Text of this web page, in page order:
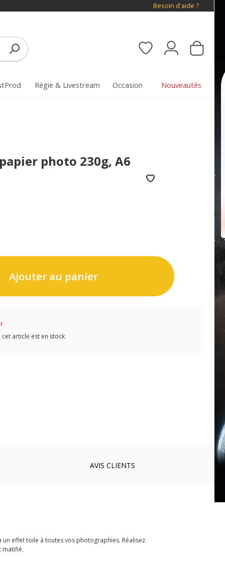
Besoin d'aide ?
Régie & Livestream Occasion Nouveautés
photo 230g, A6
Ajouter au panier
article est en stock
AVIS CLIENTS
effet toile à toutes vos photographies. Réalisez
matifié.